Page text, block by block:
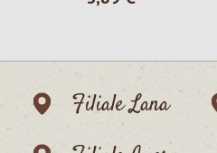
Filiale Lana